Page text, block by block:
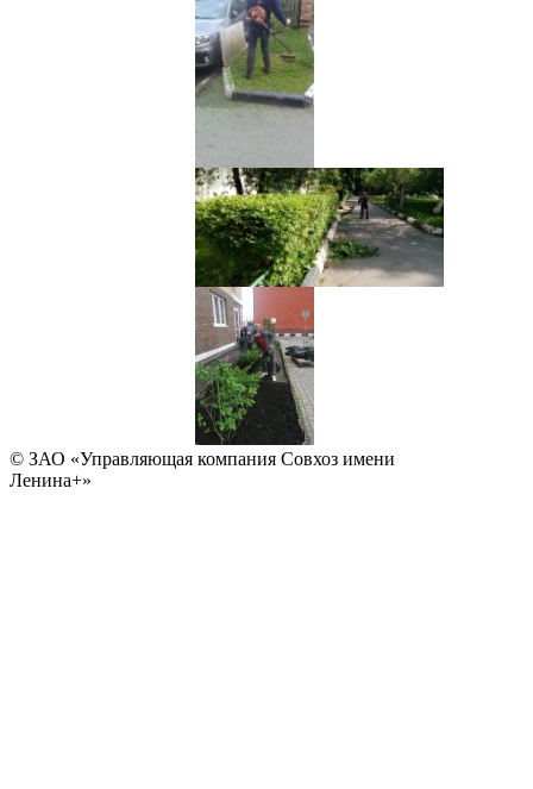
© ЗАО «Управляющая компания Совхоз имени
Ленина+»